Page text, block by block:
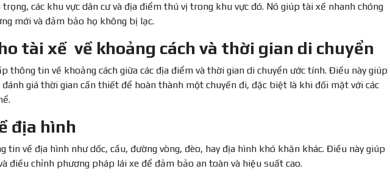
các khu vực dân cư và địa điểm thú vị trong khu vực đó. Nó giúp tài xế nhanh chóng
mới và đảm bảo họ không bị lạc.
tài xế về khoảng cách và thời gian di chuyển
thông tin về khoảng cách giữa các địa điểm và thời gian di chuyển ước tính. Điều này giúp
giá thời gian cần thiết để hoàn thành một chuyến đi, đặc biệt là khi đối mặt với các
địa hình
tin về địa hình như dốc, cầu, đường vòng, đèo, hay địa hình khó khăn khác. Điều này giúp
điều chỉnh phương pháp lái xe để đảm bảo an toàn và hiệu suất cao.